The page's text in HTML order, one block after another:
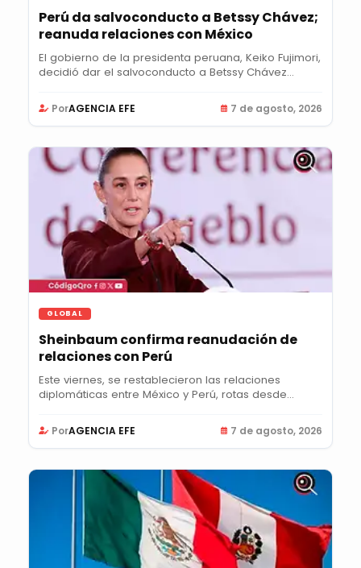
Perú da salvoconducto a Betssy Chávez;
reanuda relaciones con México
El gobierno de la presidenta peruana, Keiko Fujimori,
decidió dar el salvoconducto a Betssy Chávez...
PorAGENCIA EFE 7 de agosto, 2026
GLOBAL
Sheinbaum confirma reanudación de
relaciones con Perú
Este viernes, se restablecieron las relaciones
diplomáticas entre México y Perú, rotas desde...
PorAGENCIA EFE 7 de agosto, 2026